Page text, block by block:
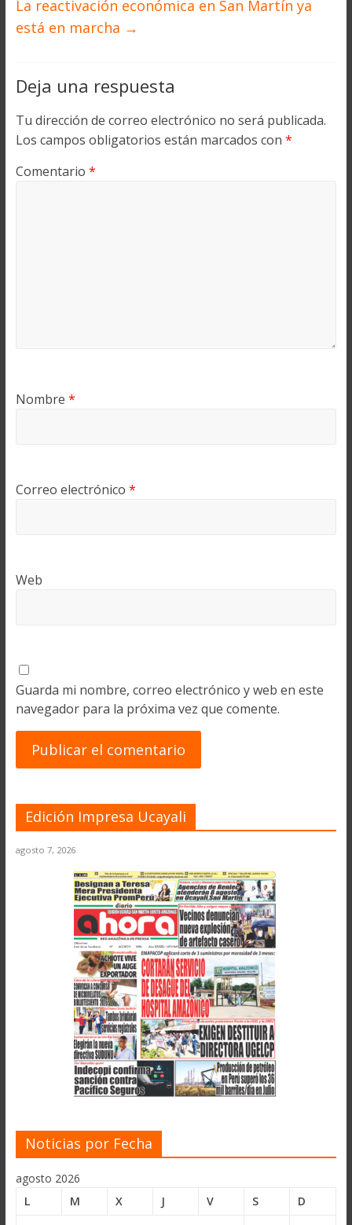
La reactivación económica en San Martín ya
está en marcha →
Deja una respuesta
Tu dirección de correo electrónico no será publicada.
Los campos obligatorios están marcados con *
Comentario *
Nombre *
Correo electrónico *
Web
Guarda mi nombre, correo electrónico y web en este
navegador para la próxima vez que comente.
Edición Impresa Ucayali
agosto 7, 2026
Noticias por Fecha
agosto 2026
L
M X J V S
D